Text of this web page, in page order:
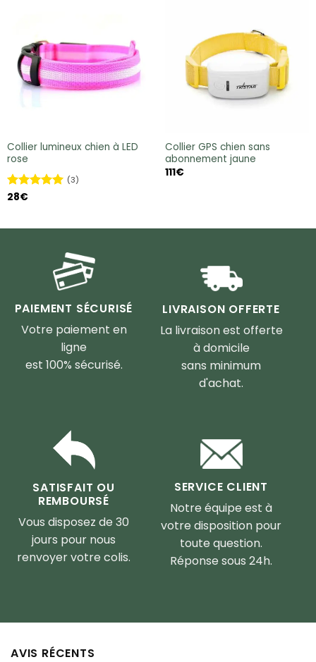
Collier lumineux chien à LED
rose
Note
(3)
28€
Collier GPS chien sans
abonnement jaune
111€
PAIEMENT SÉCURISÉ
Votre paiement en
ligne
est 100% sécurisé.
LIVRAISON OFFERTE
La livraison est offerte
à domicile
sans minimum
d'achat.
SATISFAIT OU
REMBOURSÉ
Vous disposez de 30
jours pour nous
renvoyer votre colis.
SERVICE CLIENT
Notre équipe est à
votre disposition pour
toute question.
Réponse sous 24h.
AVIS RÉCENTS